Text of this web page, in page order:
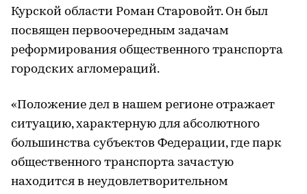
Курской области Роман Старовойт. Он был
посвящен первоочередным задачам
реформирования общественного транспорта
городских агломераций.
«Положение дел в нашем регионе отражает
ситуацию, характерную для абсолютного
большинства субъектов Федерации, где парк
общественного транспорта зачастую
находится в неудовлетворительном